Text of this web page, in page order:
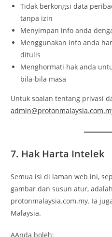
Tidak berkongsi data
tanpa izin
Menyimpan info anda
Menggunakan info anda
ditulis
Menghormati hak anda
bila-bila masa
Untuk soalan tentang privasi
7. Hak Harta Intelek
Semua isi di laman web ini,
gambar dan susun atur,
protonmalaysia.com.my. Ia
Malaysia.
AAnda boleh: